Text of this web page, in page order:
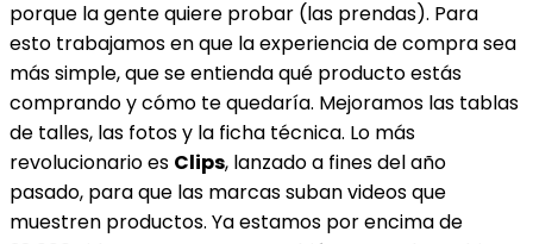
porque la gente quiere probar (las prendas). Para
esto trabajamos en que la experiencia de compra sea
más simple, que se entienda qué producto estás
comprando y cómo te quedaría. Mejoramos las tablas
de talles, las fotos y la ficha técnica. Lo más
revolucionario es Clips, lanzado a fines del año
pasado, para que las marcas suban videos que
muestren productos. Ya estamos por encima de